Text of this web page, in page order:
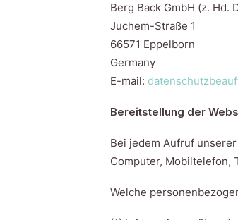
Berg Back GmbH (z. Hd.
Juchem-Straße 1
66571 Eppelborn
Germany
E-mail:
Bereitstellung der
Bei jedem Aufruf
Computer, Mobiltelefon,
Welche